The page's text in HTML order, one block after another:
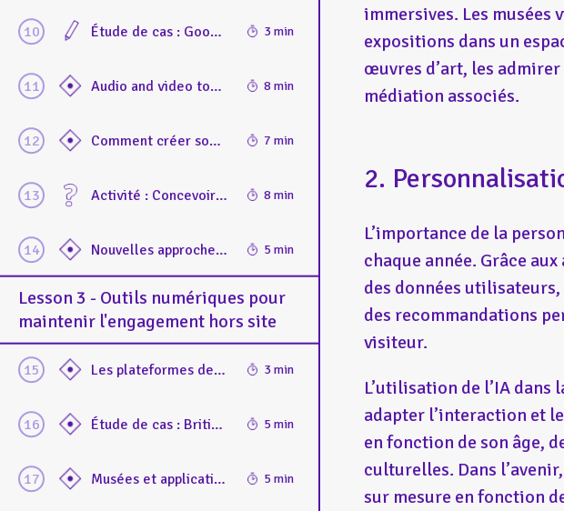
immersives. Les musées
expositions dans un
œuvres d’art, les
médiation associés.
2.
L’importance de la
chaque année. Grâce
des données
des recommandations
visiteur.
L’utilisation de l’IA
adapter l’interaction et
en fonction de son âge,
culturelles. Dans
sur mesure en fonction
Étude de cas : Google Arts & Culture, une plateforme œuvrant pour l’accessibilité ? Analyse du rôle de Google Arts & Culture dans l'accès aux musées virtuels. Découvrir les avantages et les inconvénients d’une présence sur Google Art & Culture pour les petites et moyennes institutions. 3 min
Audio and video tools for remote engagement: Overview of podcasts, videos, and audio guides for off-site immersive, accessible experiences. 8 min
Comment créer son podcast en 5 étapes ? 7 min
Activité : Concevoir une exposition numérique accessible hors les murs. Les participants élaborent un plan d'exposition virtuelle intégrant des tactiques d'accessibilité. 8 min
Nouvelles approches de médiation (podcasts) et nouvelles technologies (IA etc.) pour rendre la culture accessibles à tous, in situ et hors les murs 5 min
Lesson 3 - Outils numériques pour
maintenir l'engagement hors site
Les plateformes de streaming pour les événements culturels : analyse des outils de diffusion en direct (YouTube, Facebook Live, etc.) pour élargir l’accès aux conférences, ateliers et événements 3 min
Étude de cas : British Museum x YouTube 5 min
Musées et applications mobiles 5 min